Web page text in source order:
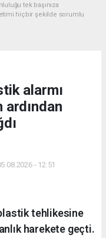
tek başınıza
hiçbir şekilde sorumlu
alarmı
ardından
- 12:51
tehlikesine
harekete geçti.